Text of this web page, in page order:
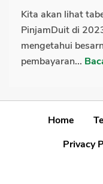
Kita akan lihat
PinjamDuit di
mengetahui
pembayaran...
Home
Privacy